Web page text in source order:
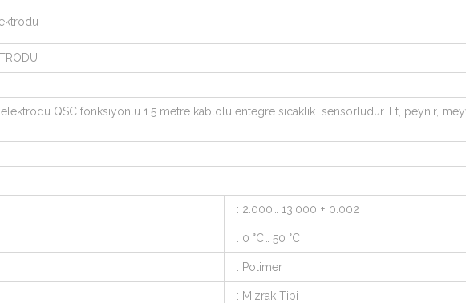
QSC fonksiyonlu 1.5 metre kablolu entegre sıcaklık sensörlüdür. Et, peynir,
: 2.000… 13.000 ± 0.002
: 0 °C… 50 °C
: Polimer
: Mızrak Tipi